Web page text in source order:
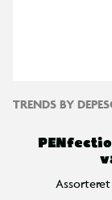
TRENDS BY